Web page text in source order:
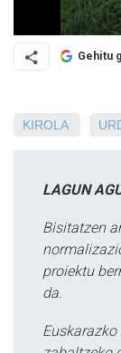
Gehitu
KIROLA
LAGUN
Bisitatzen
proiektu
da.